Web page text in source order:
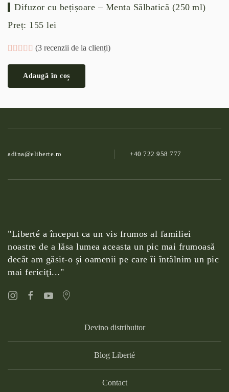
Difuzor cu bețișoare – Menta Sălbatică (250 ml)
Preț: 155 lei
Evaluat la5.00din 5 pe baza a
3(3 recenzii de la clienți)
Adaugă în coș
adina@­eliberte.ro +40 722 958 777
"Liberté a început ca un vis frumos al familiei
noastre de a lăsa lumea aceasta un pic mai frumoasă
decât am găsit-o şi oamenii pe care îi întâlnim un pic
mai fericiţi..."
Devino distribuitor
Blog Liberté
Contact